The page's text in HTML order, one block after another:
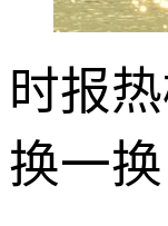
时报
换一换